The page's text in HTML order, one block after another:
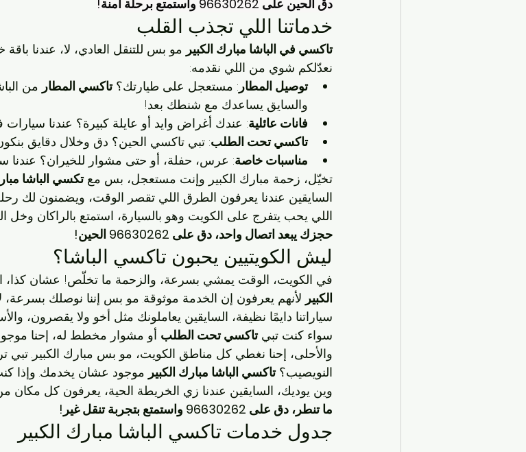
دق الحين على 96630262 واستمتع برحلة آمنة!
خدماتنا اللي تجذب القلب
تاكسي في الباشا مبارك الكبير مو بس للتنقل العادي، لا، عندنا
نعدّلكم شوي من اللي نقدمه:
توصيل المطار : مستعجل على طيارتك؟ تاكسي المطار من
والسايق يساعدك مع شنطك بعد!
فانات عائلية: عندك أغراض وايد أو عايلة كبيرة؟ عندنا
تاكسي تحت الطلب: تبي تاكسي الحين؟ دق وخلال دقايق
مناسبات خاصة: عرس، حفلة، أو حتى مشوار للخيران؟ عندنا
تخيّل، زحمة مبارك الكبير وإنت مستعجل، بس مع تكسي الباشا
السايقين عندنا يعرفون الطرق اللي تقصر الوقت، ويضمنون لك
اللي يحب يتفرج على الكويت وهو بالسيارة، استمتع بالراكان وخل
حجزك يبعد اتصال واحد، دق على 96630262 الحين!
ليش الكويتيين يحبون تاكسي الباشا؟
في الكويت، الوقت يمشي بسرعة، والزحمة ما تخلّص! عشان
الكبير لأنهم يعرفون إن الخدمة موثوقة. مو بس إننا نوصلك بسرعة،
سياراتنا دايمًا نظيفة، السايقين يعاملونك مثل أخو ولا يقصرون،
سواء كنت تبي تاكسي تحت الطلب أو مشوار مخطط له، إحنا موجودين
والأحلى، إحنا نغطي كل مناطق الكويت، مو بس مبارك الكبير. تبي
النويصيب؟ تاكسي الباشا مبارك الكبير موجود عشان يخدمك. وإذا
وين يوديك، السايقين عندنا زي الخريطة الحية، يعرفون كل مكان
ما تنطر، دق على 96630262 واستمتع بتجربة تنقل غير!
جدول خدمات تاكسي الباشا مبارك الكبير